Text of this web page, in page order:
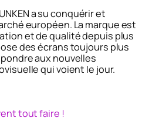
a su conquérir et
européen. La marque est
et de qualité depuis plus
des écrans toujours plus
aux nouvelles
qui voient le jour.
tout faire !